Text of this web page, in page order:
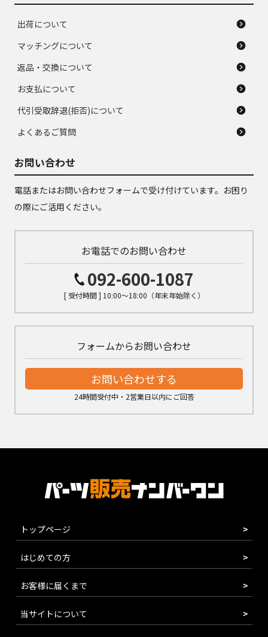
出荷について
マッチングについて
返品・交換について
お支払について
代引受取辞退(拒否)について
よくあるご質問
お問い合わせ
電話またはお問い合わせフォームで受け付けています。お困り
の際にご活用ください。
お電話でのお問い合わせ
092-600-1087
[ 受付時間 ] 10:00～18:00（年末年始除く）
フォームからお問い合わせ
お問い合わせする
24時間受付中・2営業日以内にご回答
トップページ
はじめての方
お客様に届くまで
当サイトについて